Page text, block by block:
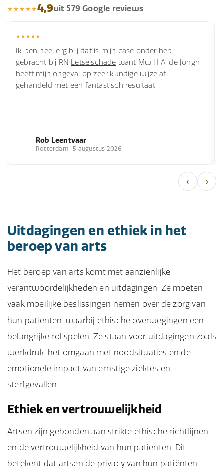
4,9uit 579 Google reviews
Ik ben heel erg blij dat is mijn case onder heb
gebracht bij RN Letselschade want Mw H.A. de Jongh
heeft mijn ongeval op zeer kundige wijze af
gehandeld met een fantastisch resultaat.
Rob Leentvaar
Rotterdam · 5 augustus 2026
‹ ›
Uitdagingen en ethiek in het
beroep van arts
Het beroep van arts komt met aanzienlijke
verantwoordelijkheden en uitdagingen. Ze moeten
vaak moeilijke beslissingen nemen over de zorg van
hun patiënten, waarbij ethische overwegingen een
belangrijke rol spelen. Ze staan voor uitdagingen zoals
werkdruk, het omgaan met noodsituaties en de
emotionele impact van ernstige ziektes en
sterfgevallen.
Ethiek en vertrouwelijkheid
Artsen zijn gebonden aan strikte ethische richtlijnen
en de vertrouwelijkheid van hun patiënten. Dit
betekent dat artsen de privacy van hun patiënten